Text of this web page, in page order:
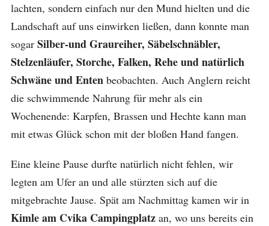
lachten, sondern einfach nur den Mund hielten und die
Landschaft auf uns einwirken ließen, dann konnte man
sogar Silber-und Graureiher, Säbelschnäbler,
Stelzenläufer, Storche, Falken, Rehe und natürlich
Schwäne und Entenbeobachten. Auch Anglern reicht
die schwimmende Nahrung für mehr als ein
Wochenende: Karpfen, Brassen und Hechte kann man
mit etwas Glück schon mit der bloßen Hand fangen.
Eine kleine Pause durfte natürlich nicht fehlen, wir
legten am Ufer an und alle stürzten sich auf die
mitgebrachte Jause. Spät am Nachmittag kamen wir in
Kimle am Cvika Campingplatzan, wo uns bereits ein